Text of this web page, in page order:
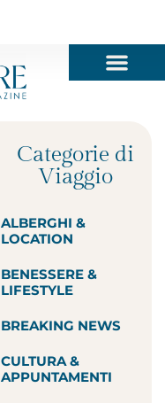
Categorie di
Viaggio
ALBERGHI &
LOCATION
BENESSERE &
LIFESTYLE
BREAKING NEWS
CULTURA &
APPUNTAMENTI